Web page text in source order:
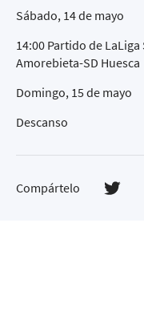
Sábado, 14 de mayo
14:00 Partido de
Amorebieta-SD Huesca
Domingo, 15 de mayo
Descanso
Compártelo